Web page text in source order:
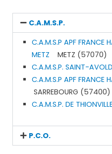
C.A.M.S.P.
C.A.M.S.P APF FRANCE
METZ METZ (57070)
C.A.M.S.P. SAINT-AVOLD
C.A.M.S.P APF FRANCE
SARREBOURG (57400)
C.A.M.S.P. DE
P.C.O.